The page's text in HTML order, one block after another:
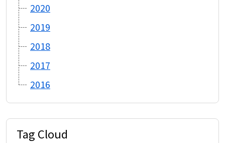
2020
2019
2018
2017
2016
Tag Cloud